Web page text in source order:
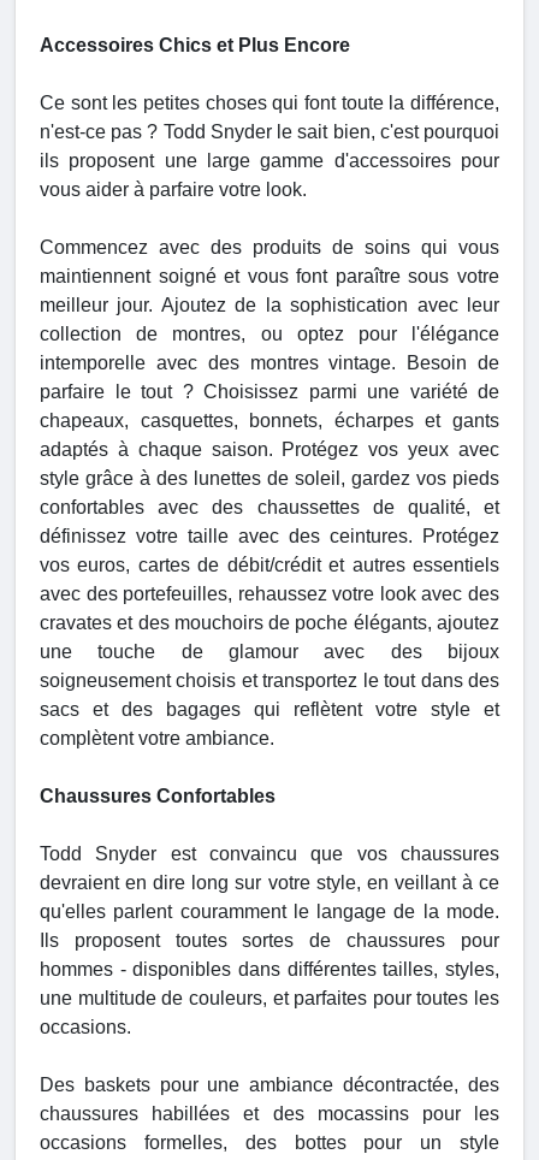
Accessoires Chics et Plus Encore
Ce sont les petites choses qui font toute la différence,
n'est-ce pas ? Todd Snyder le sait bien, c'est pourquoi
ils proposent une large gamme d'accessoires pour
vous aider à parfaire votre look.
Commencez avec des produits de soins qui vous
maintiennent soigné et vous font paraître sous votre
meilleur jour. Ajoutez de la sophistication avec leur
collection de montres, ou optez pour l'élégance
intemporelle avec des montres vintage. Besoin de
parfaire le tout ? Choisissez parmi une variété de
chapeaux, casquettes, bonnets, écharpes et gants
adaptés à chaque saison. Protégez vos yeux avec
style grâce à des lunettes de soleil, gardez vos pieds
confortables avec des chaussettes de qualité, et
définissez votre taille avec des ceintures. Protégez
vos euros, cartes de débit/crédit et autres essentiels
avec des portefeuilles, rehaussez votre look avec des
cravates et des mouchoirs de poche élégants, ajoutez
une touche de glamour avec des bijoux
soigneusement choisis et transportez le tout dans des
sacs et des bagages qui reflètent votre style et
complètent votre ambiance.
Chaussures Confortables
Todd Snyder est convaincu que vos chaussures
devraient en dire long sur votre style, en veillant à ce
qu'elles parlent couramment le langage de la mode.
Ils proposent toutes sortes de chaussures pour
hommes - disponibles dans différentes tailles, styles,
une multitude de couleurs, et parfaites pour toutes les
occasions.
Des baskets pour une ambiance décontractée, des
chaussures habillées et des mocassins pour les
occasions formelles, des bottes pour un style